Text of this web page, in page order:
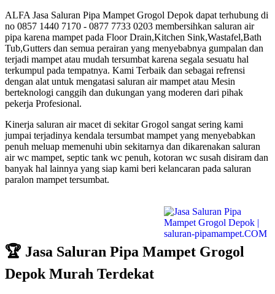
ALFA Jasa Saluran Pipa Mampet Grogol Depok dapat terhubung di
no 0857 1440 7170 - 0877 7733 0203 membersihkan saluran air
pipa karena mampet pada Floor Drain,Kitchen Sink,Wastafel,Bath
Tub,Gutters dan semua perairan yang menyebabnya gumpalan dan
terjadi mampet atau mudah tersumbat karena segala sesuatu hal
terkumpul pada tempatnya. Kami Terbaik dan sebagai refrensi
dengan alat untuk mengatasi saluran air mampet atau Mesin
berteknologi canggih dan dukungan yang moderen dari pihak
pekerja Profesional.
Kinerja saluran air macet di sekitar Grogol sangat sering kami
jumpai terjadinya kendala tersumbat mampet yang menyebabkan
penuh meluap memenuhi ubin sekitarnya dan dikarenakan saluran
air wc mampet, septic tank wc penuh, kotoran wc susah disiram dan
banyak hal lainnya yang siap kami beri kelancaran pada saluran
paralon mampet tersumbat.
🏆 Jasa Saluran Pipa Mampet Grogol
Depok Murah Terdekat